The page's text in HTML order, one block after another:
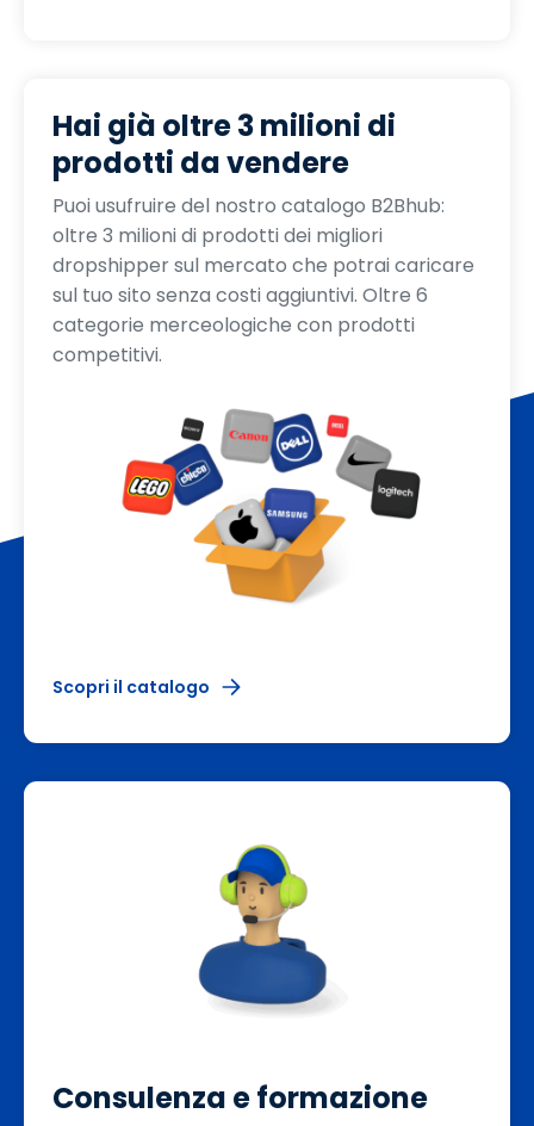
Hai già oltre 3 milioni di
prodotti da vendere
Puoi usufruire del nostro catalogo B2Bhub:
oltre 3 milioni di prodotti dei migliori
dropshipper sul mercato che potrai caricare
sul tuo sito senza costi aggiuntivi. Oltre 6
categorie merceologiche con prodotti
competitivi.
Scopri il catalogo
Consulenza e formazione